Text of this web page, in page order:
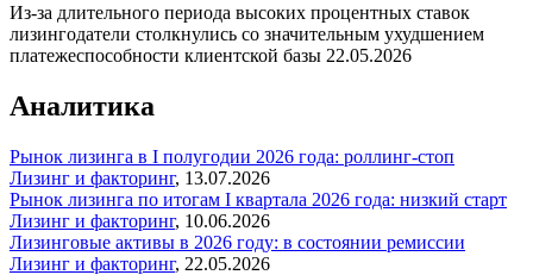
Из-за длительного периода высоких процентных ставок
лизингодатели столкнулись со значительным ухудшением
платежеспособности клиентской базы 22.05.2026
Аналитика
Рынок лизинга в I полугодии 2026 года: роллинг-стоп
Лизинг и факторинг, 13.07.2026
Рынок лизинга по итогам I квартала 2026 года: низкий старт
Лизинг и факторинг, 10.06.2026
Лизинговые активы в 2026 году: в состоянии ремиссии
Лизинг и факторинг, 22.05.2026